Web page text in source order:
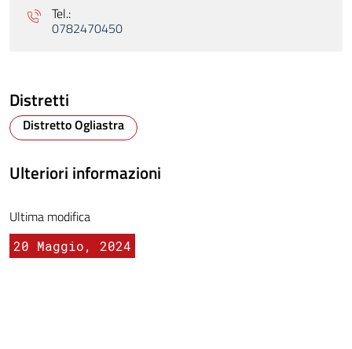
Tel.:
0782470450
Distretti
Distretto Ogliastra
Ulteriori informazioni
Ultima modifica
20 Maggio, 2024